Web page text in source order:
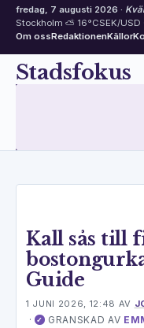
fredag, 7 augusti 2026 ·
Stockholm ⛅ 16°CSEK/USD
Om ossRedaktionenKällor
HoppaStadsfokus
Kall sås till
Guide
1 JUNI 2026, 12:48 AV
· ✓ GRANSKAD AV